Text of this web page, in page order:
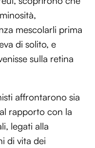
mescolarli prima
di solito, e
sulla retina
affrontarono sia
rapporto con la
legati alla
di vita dei